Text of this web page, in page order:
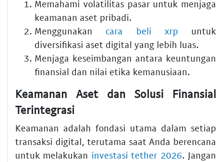
Memahami volatilitas pasar untuk menjaga
keamanan aset pribadi.
Menggunakan cara beli xrp untuk
diversifikasi aset digital yang lebih luas.
Menjaga keseimbangan antara keuntungan
finansial dan nilai etika kemanusiaan.
Keamanan Aset dan Solusi Finansial
Terintegrasi
Keamanan adalah fondasi utama dalam setiap
transaksi digital, terutama saat Anda berencana
untuk melakukan investasi tether 2026. Jangan